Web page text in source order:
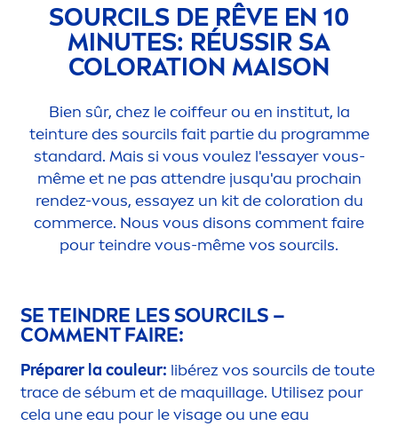
SOURCILS DE RÊVE EN 10
MINUTES: RÉUSSIR SA
COLORATION MAISON
Bien sûr, chez le coiffeur ou en institut, la
teinture des sourcils fait partie du programme
standard. Mais si vous voulez l'essayer vous-
même et ne pas attendre jusqu'au prochain
rendez-vous, essayez un kit decoloration du
commerce. Nous vous disons comment faire
pour teindre vous-même vos sourcils.
SE TEINDRE LES SOURCILS –
COMMENT FAIRE:
Préparer la couleur: libérez vos sourcils de toute
trace de sébum et de maquillage. Utilisez pour
cela une eau pour le visage ou une eau